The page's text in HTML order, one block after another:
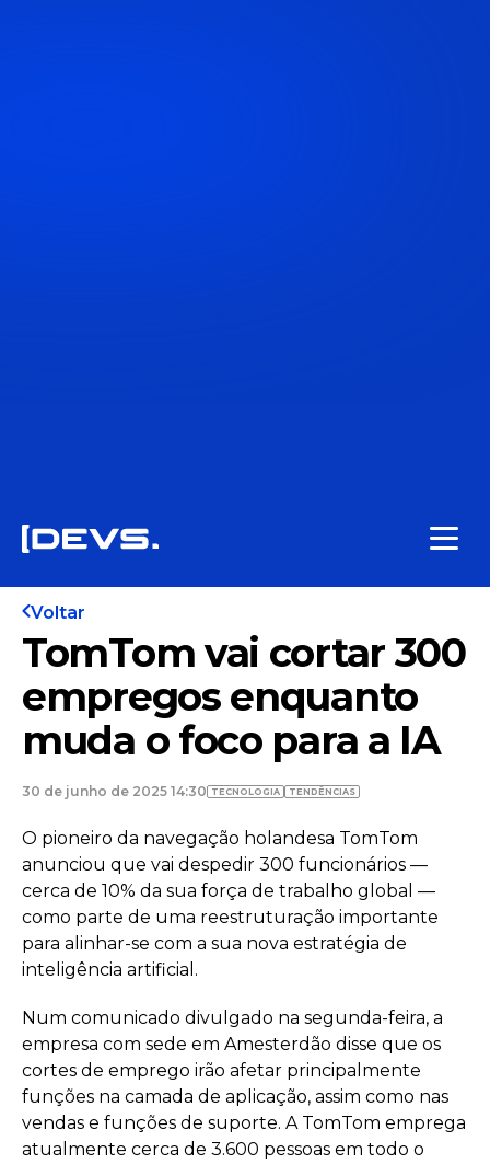
Voltar
TomTom vai cortar 300
empregos enquanto
muda o foco para a IA
30 de junho de 2025 14:30 TECNOLOGIA TENDÊNCIAS
O pioneiro da navegação holandesa TomTom
anunciou que vai despedir 300 funcionários —
cerca de 10% da sua força de trabalho global —
como parte de uma reestruturação importante
para alinhar-se com a sua nova estratégia de
inteligência artificial.
Num comunicado divulgado na segunda-feira, a
empresa com sede em Amesterdão disse que os
cortes de emprego irão afetar principalmente
funções na camada de aplicação, assim como nas
vendas e funções de suporte. A TomTom emprega
atualmente cerca de 3.600 pessoas em todo o